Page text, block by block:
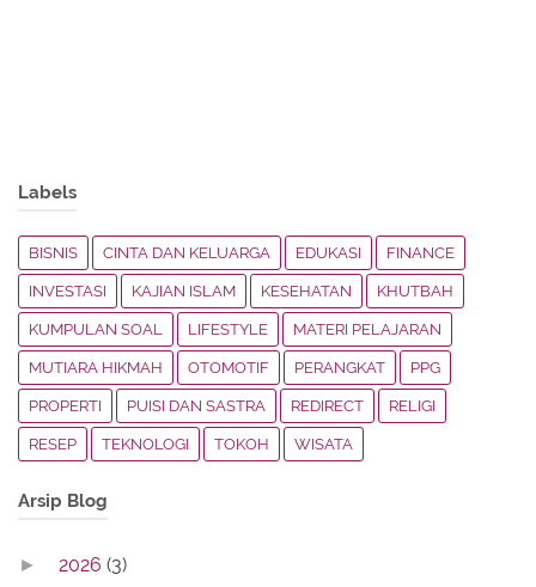
Labels
BISNIS CINTA DAN KELUARGA EDUKASI FINANCE
INVESTASI KAJIAN ISLAM KESEHATAN KHUTBAH
KUMPULAN SOAL LIFESTYLE MATERI PELAJARAN
MUTIARA HIKMAH OTOMOTIF PERANGKAT PPG
PROPERTI PUISI DAN SASTRA REDIRECT RELIGI
RESEP TEKNOLOGI TOKOH WISATA
Arsip Blog
► 2026 (3)